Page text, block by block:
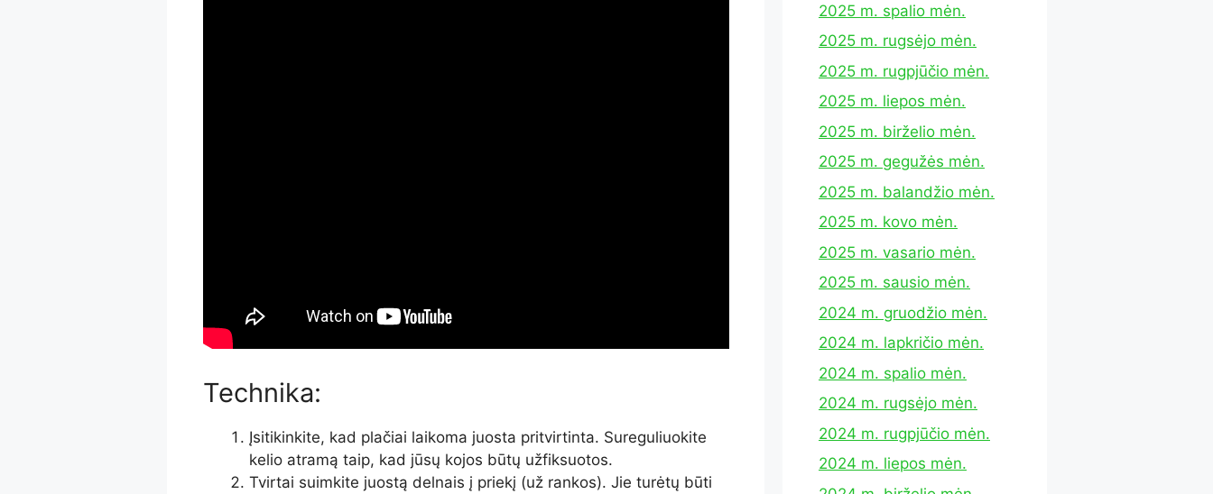
Technika:
Įsitikinkite, kad plačiai laikoma juosta pritvirtinta. Sureguliuokite
kelio atramą taip, kad jūsų kojos būtų užfiksuotos.
Tvirtai suimkite juostą delnais į priekį (už rankos). Jie turėtų būti
2025 m. spalio mėn.
2025 m. rugsėjo mėn.
2025 m. rugpjūčio mėn.
2025 m. liepos mėn.
2025 m. birželio mėn.
2025 m. gegužės mėn.
2025 m. balandžio mėn.
2025 m. kovo mėn.
2025 m. vasario mėn.
2025 m. sausio mėn.
2024 m. gruodžio mėn.
2024 m. lapkričio mėn.
2024 m. spalio mėn.
2024 m. rugsėjo mėn.
2024 m. rugpjūčio mėn.
2024 m. liepos mėn.